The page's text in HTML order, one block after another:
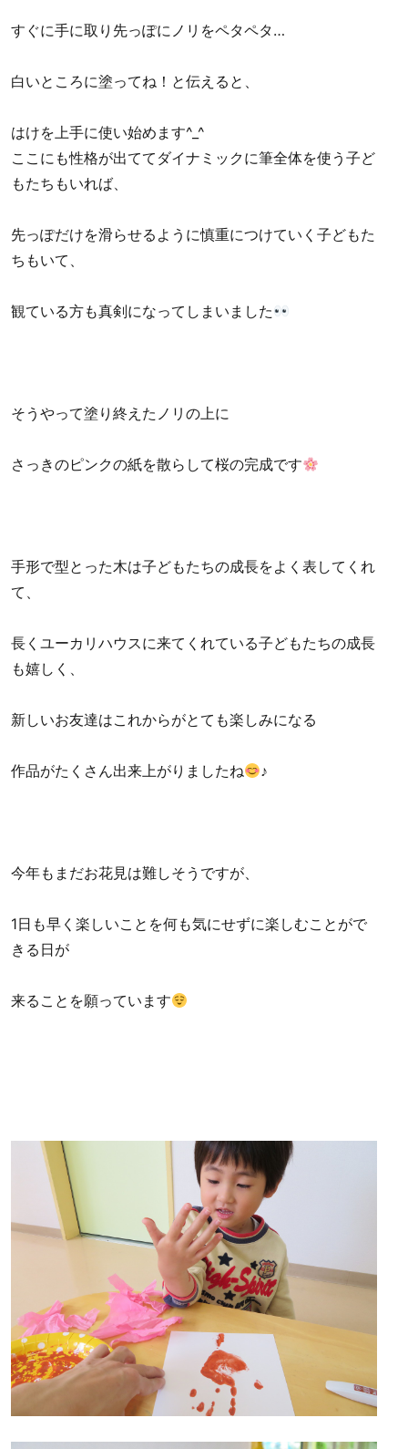
すぐに手に取り先っぽにノリをペタペタ…
白いところに塗ってね！と伝えると、
はけを上手に使い始めます^_^
ここにも性格が出ててダイナミックに筆全体を使う子ど
もたちもいれば、
先っぽだけを滑らせるように慎重につけていく子どもた
ちもいて、
観ている方も真剣になってしまいました
そうやって塗り終えたノリの上に
さっきのピンクの紙を散らして桜の完成です
手形で型とった木は子どもたちの成長をよく表してくれ
て、
長くユーカリハウスに来てくれている子どもたちの成長
も嬉しく、
新しいお友達はこれからがとても楽しみになる
作品がたくさん出来上がりましたね ♪
今年もまだお花見は難しそうですが、
1日も早く楽しいことを何も気にせずに楽しむことがで
きる日が
来ることを願っています